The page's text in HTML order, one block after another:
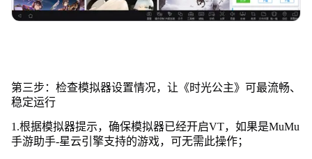
第三步：检查模拟器设置情况，让《时光公主》可最流畅、
稳定运行
1.根据模拟器提示，确保模拟器已经开启VT，如果是MuMu
手游助手-星云引擎支持的游戏，可无需此操作；